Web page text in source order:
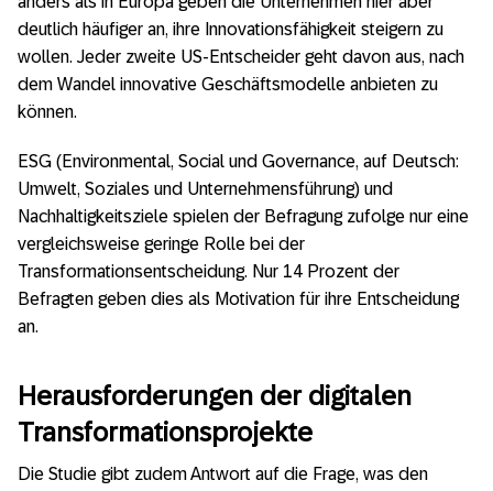
deutlich häufiger an, ihre Innovationsfähigkeit steigern zu
wollen. Jeder zweite US-Entscheider geht davon aus, nach
dem Wandel innovative Geschäftsmodelle anbieten zu
können.
ESG (Environmental, Social und Governance, auf Deutsch:
Umwelt, Soziales und Unternehmensführung) und
Nachhaltigkeitsziele spielen der Befragung zufolge nur eine
vergleichsweise geringe Rolle bei der
Transformationsentscheidung. Nur 14 Prozent der
Befragten geben dies als Motivation für ihre Entscheidung
an.
Herausforderungen der digitalen
Transformationsprojekte
Die Studie gibt zudem Antwort auf die Frage, was den